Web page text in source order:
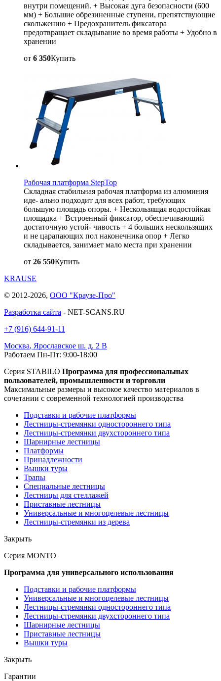
внутри помещений. + Высокая дуга безопасности (600
мм) + Большие обрезиненные ступени, препятствующие
скольжению + Предохранитель фиксатора
предотвращает складывание во время работы + Удобно в
хранении
от 6 350Купить
Рабочая платформа StepTop
Складная стабильная рабочая платформа из алюминия
иде- ально подходит для всех работ, требующих
большую площадь опоры. + Нескользящая водостойкая
площадка + Встроенный фиксатор, обеспечивающий
достаточную устой- чивость + 4 больших нескользящих
и не царапающих пол наконечника опор + Легко
складывается, занимает мало места при хранении
от 26 550Купить
KRAUSE
© 2012-2026, ООО "Краузе-Про"
Разработка сайта - NET-SCANS.RU
+7 (916) 644-91-11
Москва, Ярославское ш. д. 2 В
Работаем Пн-Пт: 9:00-18:00
Серия STABILO Программа для профессиональных
пользователей, промышленности и торговли
Максимальные размеры и высокое качество материалов в
сочетании с современной технологией производства
Подставки и рабочие платформы
Лестницы-стремянки одностороннего типа
Лестницы-стремянки двухстороннего типа
Шарнирные лестницы
Платформы
Принадлежности
Вышки туры
Трапы
Специальные лестницы
Лестницы для стеллажей
Приставные лестницы
Универсальные и многоцелевые лестницы
Лестницы-стремянки из дерева
Закрыть
Серия MONTO
Программа для универсального использования
Подставки и рабочие платформы
Универсальные и многоцелевые лестницы
Лестницы-стремянки одностороннего типа
Лестницы-стремянки двухстороннего типа
Шарнирные лестницы
Приставные лестницы
Вышки туры
Закрыть
Гарантии